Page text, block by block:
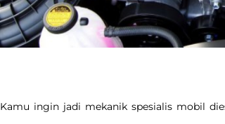
Kamu ingin jadi mekanik spesialis mobil